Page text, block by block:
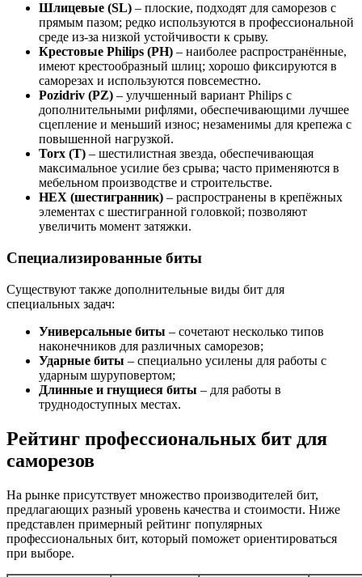
Шлицевые (SL) – плоские, подходят для саморезов с
прямым пазом; редко используются в профессиональной
среде из-за низкой устойчивости к срыву.
Крестовые Philips (PH) – наиболее распространённые,
имеют крестообразный шлиц; хорошо фиксируются в
саморезах и используются повсеместно.
Pozidriv (PZ) – улучшенный вариант Philips с
дополнительными рифлями, обеспечивающими лучшее
сцепление и меньший износ; незаменимы для крепежа с
повышенной нагрузкой.
Torx (T) – шестилистная звезда, обеспечивающая
максимальное усилие без срыва; часто применяются в
мебельном производстве и строительстве.
HEX (шестигранник) – распространены в крепёжных
элементах с шестигранной головкой; позволяют
увеличить момент затяжки.
Специализированные биты
Существуют также дополнительные виды бит для
специальных задач:
Универсальные биты – сочетают несколько типов
наконечников для различных саморезов;
Ударные биты – специально усилены для работы с
ударным шуруповертом;
Длинные и гнущиеся биты – для работы в
труднодоступных местах.
Рейтинг профессиональных бит для
саморезов
На рынке присутствует множество производителей бит,
предлагающих разный уровень качества и стоимости. Ниже
представлен примерный рейтинг популярных
профессиональных бит, который поможет ориентироваться
при выборе.